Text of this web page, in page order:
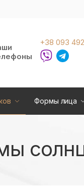
+38 093
Формы лица